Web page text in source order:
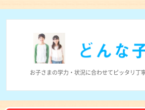
お子さまの学力・状況に合わせてピッタリ丁